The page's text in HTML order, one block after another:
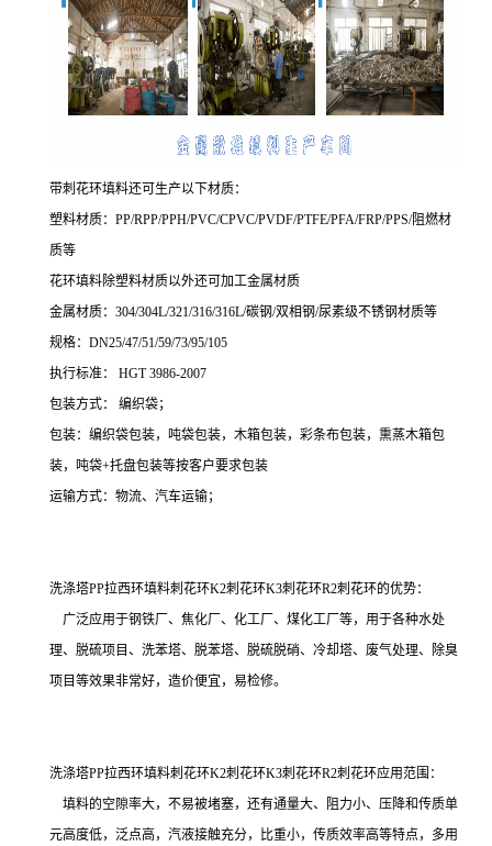
带刺花环填料还可生产以下材质：
塑料材质：PP/RPP/PPH/PVC/CPVC/PVDF/PTFE/PFA/FRP/PPS/阻燃材
质等
花环填料除塑料材质以外还可加工金属材质
金属材质：304/304L/321/316/316L/碳钢/双相钢/尿素级不锈钢材质等
规格：DN25/47/51/59/73/95/105
执行标准： HGT 3986-2007
包装方式： 编织袋；
包装：编织袋包装，吨袋包装，木箱包装，彩条布包装，熏蒸木箱包
装，吨袋+托盘包装等按客户要求包装
运输方式：物流、汽车运输；
洗涤塔PP拉西环填料刺花环K2刺花环K3刺花环R2刺花环的优势：
广泛应用于钢铁厂、焦化厂、化工厂、煤化工厂等，用于各种水处
理、脱硫项目、洗苯塔、脱苯塔、脱硫脱硝、冷却塔、废气处理、除臭
项目等效果非常好，造价便宜，易检修。
洗涤塔PP拉西环填料刺花环K2刺花环K3刺花环R2刺花环应用范围：
填料的空隙率大，不易被堵塞，还有通量大、阻力小、压降和传质单
元高度低，泛点高，汽液接触充分，比重小，传质效率高等特点，多用